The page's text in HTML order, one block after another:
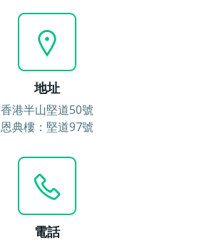
地址
香港半山堅道50號
恩典樓：堅道97號
電話